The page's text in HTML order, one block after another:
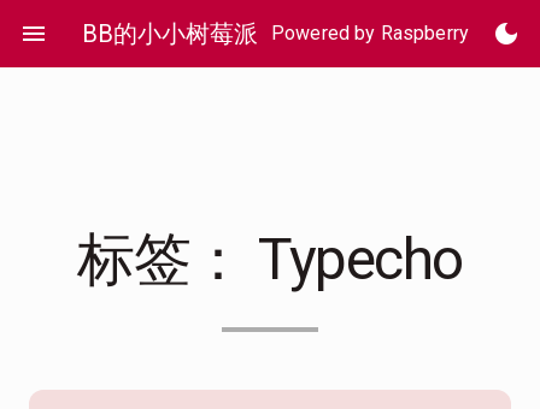
content
menu BB的小小树莓派 Powered by Raspberry Pi 4dark_mode
标签： Typecho